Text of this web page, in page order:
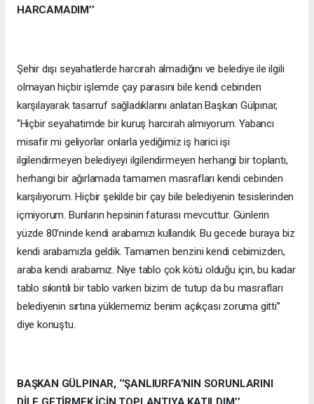
HARCAMADIM’’
Şehir dışı seyahatlerde harcırah almadığını ve belediye ile ilgili
olmayan hiçbir işlemde çay parasını bile kendi cebinden
karşılayarak tasarruf sağladıklarını anlatan Başkan Gülpınar,
‘’Hiçbir seyahatimde bir kuruş harcırah almıyorum. Yabancı
misafir mi geliyorlar onlarla yediğimiz iş harici işi
ilgilendirmeyen belediyeyi ilgilendirmeyen herhangi bir toplantı,
herhangi bir ağırlamada tamamen masrafları kendi cebinden
karşılıyorum. Hiçbir şekilde bir çay bile belediyenin tesislerinden
içmiyorum. Bunların hepsinin faturası mevcuttur. Günlerin
yüzde 80’ninde kendi arabamızı kullandık. Bu gecede buraya biz
kendi arabamızla geldik. Tamamen benzini kendi cebimizden,
araba kendi arabamız. Niye tablo çok kötü olduğu için, bu kadar
tablo sıkıntılı bir tablo varken bizim de tutup da bu masrafları
belediyenin sırtına yüklememiz benim açıkçası zoruma gitti’’
diye konuştu.
BAŞKAN GÜLPINAR, ‘’ŞANLIURFA’NIN SORUNLARINI